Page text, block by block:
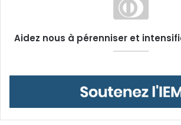
Aidez nous à pérenniser et